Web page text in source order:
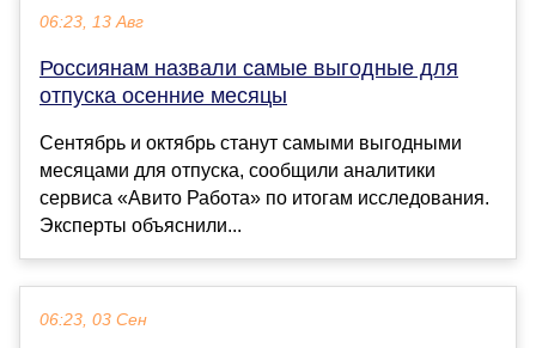
06:23, 13 Авг
Россиянам назвали самые выгодные для
отпуска осенние месяцы
Сентябрь и октябрь станут самыми выгодными
месяцами для отпуска, сообщили аналитики
сервиса «Авито Работа» по итогам исследования.
Эксперты объяснили...
06:23, 03 Сен